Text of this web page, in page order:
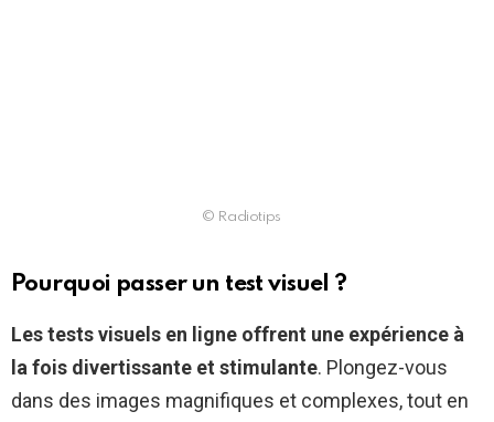
© Radiotips
Pourquoi passer un test visuel ?
Les tests visuels en ligne offrent une expérience à
la fois divertissante et stimulante. Plongez-vous
dans des images magnifiques et complexes, tout en